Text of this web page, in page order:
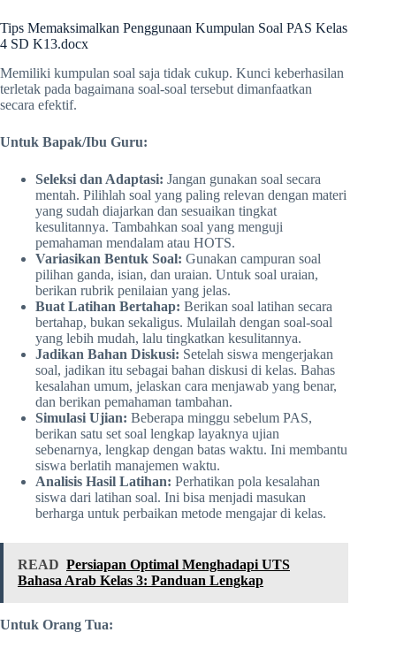
Tips Memaksimalkan Penggunaan Kumpulan Soal PAS Kelas
4 SD K13.docx
Memiliki kumpulan soal saja tidak cukup. Kunci keberhasilan
terletak pada bagaimana soal-soal tersebut dimanfaatkan
secara efektif.
Untuk Bapak/Ibu Guru:
Seleksi dan Adaptasi: Jangan gunakan soal secara
mentah. Pilihlah soal yang paling relevan dengan materi
yang sudah diajarkan dan sesuaikan tingkat
kesulitannya. Tambahkan soal yang menguji
pemahaman mendalam atau HOTS.
Variasikan Bentuk Soal: Gunakan campuran soal
pilihan ganda, isian, dan uraian. Untuk soal uraian,
berikan rubrik penilaian yang jelas.
Buat Latihan Bertahap: Berikan soal latihan secara
bertahap, bukan sekaligus. Mulailah dengan soal-soal
yang lebih mudah, lalu tingkatkan kesulitannya.
Jadikan Bahan Diskusi: Setelah siswa mengerjakan
soal, jadikan itu sebagai bahan diskusi di kelas. Bahas
kesalahan umum, jelaskan cara menjawab yang benar,
dan berikan pemahaman tambahan.
Simulasi Ujian: Beberapa minggu sebelum PAS,
berikan satu set soal lengkap layaknya ujian
sebenarnya, lengkap dengan batas waktu. Ini membantu
siswa berlatih manajemen waktu.
Analisis Hasil Latihan: Perhatikan pola kesalahan
siswa dari latihan soal. Ini bisa menjadi masukan
berharga untuk perbaikan metode mengajar di kelas.
READ Persiapan Optimal Menghadapi UTS
Bahasa Arab Kelas 3: Panduan Lengkap
Untuk Orang Tua: